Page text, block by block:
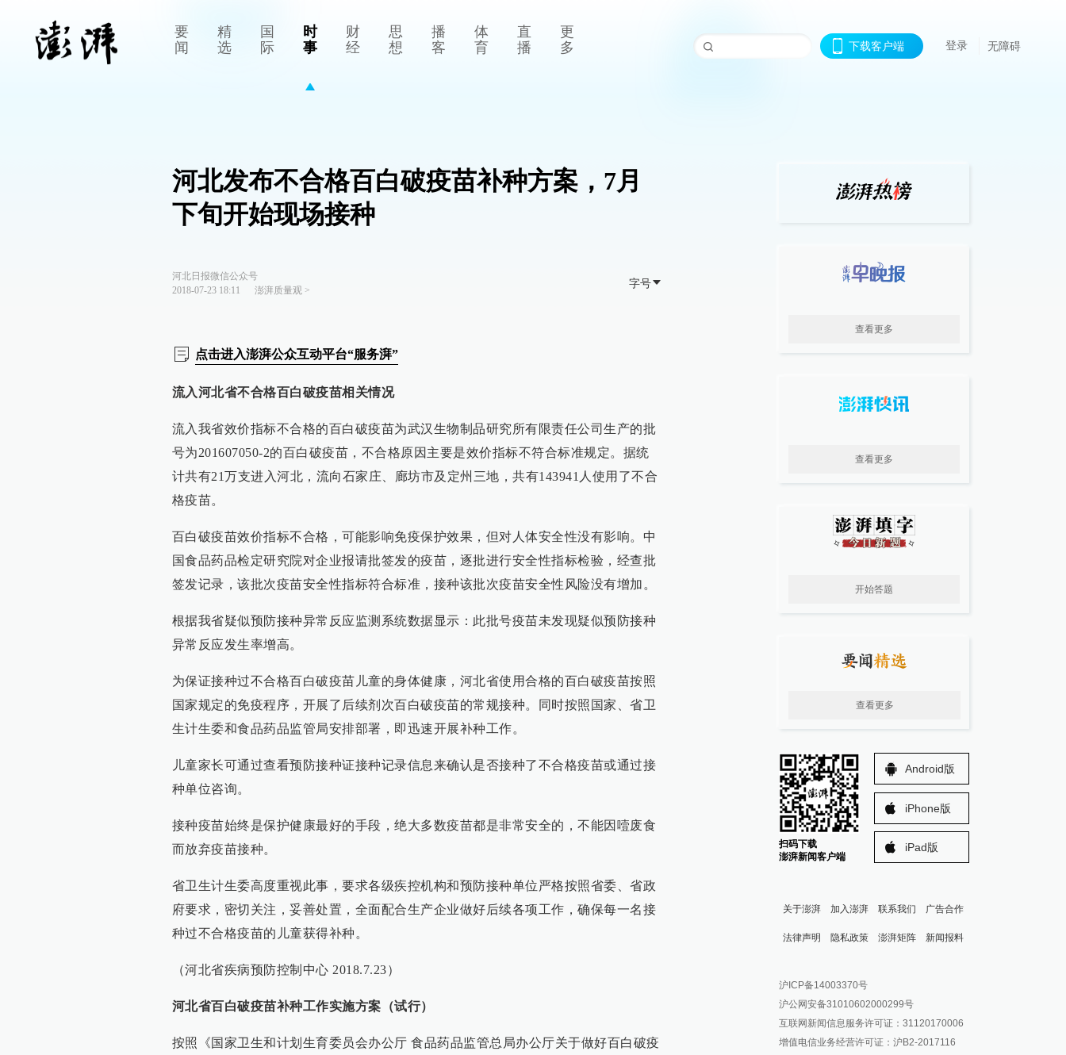
要
闻
精
选
国
际
时
事
财
经
思
想
播
客
体
育
直
播
更
多
下载客户端 登录 无障碍
河北发布不合格百白破疫苗补种方案，7月
下旬开始现场接种
河北日报微信公众号
2018-07-23 18:11
澎湃质量观>
字号
点击进入澎湃公众互动平台“服务湃”
流入河北省不合格百白破疫苗相关情况
流入我省效价指标不合格的百白破疫苗为武汉生物制品研究所有限责任公司生产的批
号为201607050-2的百白破疫苗，不合格原因主要是效价指标不符合标准规定。据统
计共有21万支进入河北，流向石家庄、廊坊市及定州三地，共有143941人使用了不合
格疫苗。
百白破疫苗效价指标不合格，可能影响免疫保护效果，但对人体安全性没有影响。中
国食品药品检定研究院对企业报请批签发的疫苗，逐批进行安全性指标检验，经查批
签发记录，该批次疫苗安全性指标符合标准，接种该批次疫苗安全性风险没有增加。
根据我省疑似预防接种异常反应监测系统数据显示：此批号疫苗未发现疑似预防接种
异常反应发生率增高。
为保证接种过不合格百白破疫苗儿童的身体健康，河北省使用合格的百白破疫苗按照
国家规定的免疫程序，开展了后续剂次百白破疫苗的常规接种。同时按照国家、省卫
生计生委和食品药品监管局安排部署，即迅速开展补种工作。
儿童家长可通过查看预防接种证接种记录信息来确认是否接种了不合格疫苗或通过接
种单位咨询。
接种疫苗始终是保护健康最好的手段，绝大多数疫苗都是非常安全的，不能因噎废食
而放弃疫苗接种。
省卫生计生委高度重视此事，要求各级疾控机构和预防接种单位严格按照省委、省政
府要求，密切关注，妥善处置，全面配合生产企业做好后续各项工作，确保每一名接
种过不合格疫苗的儿童获得补种。
（河北省疾病预防控制中心 2018.7.23）
河北省百白破疫苗补种工作实施方案（试行）
按照《国家卫生和计划生育委员会办公厅 食品药品监管总局办公厅关于做好百白破疫
查看更多
查看更多
开始答题
查看更多
扫码下载
澎湃新闻客户端
Android版
iPhone版
iPad版
关于澎湃 加入澎湃 联系我们 广告合作
法律声明 隐私政策 澎湃矩阵
澎湃新闻公众号
澎湃新闻抖音号
派生万物开放平台
新闻报料
报料邮箱: news@thepaper.cn
沪ICP备14003370号
沪公网安备31010602000299号
互联网新闻信息服务许可证：31120170006
增值电信业务经营许可证：沪B2-2017116